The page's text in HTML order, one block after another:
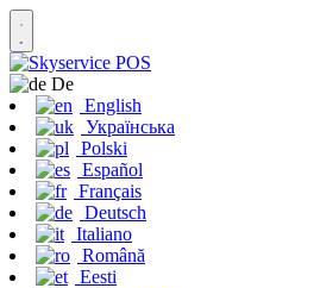
De
English
Українська
Polski
Español
Français
Deutsch
Italiano
Română
Eesti